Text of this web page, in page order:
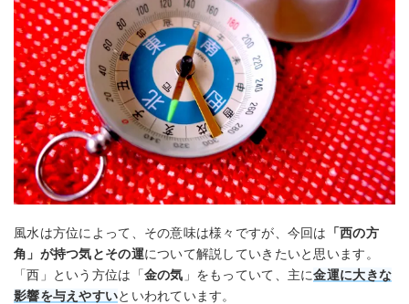
風水は方位によって、その意味は様々ですが、今回は
「西の方
角」が持つ気とその運について解説していきたいと思います。
「西」という方位は「金の気 」をもっていて、主に金運に大きな
影響を与えやすいといわれています。